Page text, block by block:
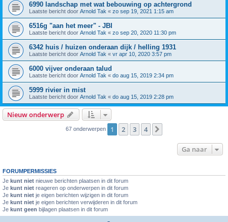
6990 landschap met wat bebouwing op achtergrond
Laatste bericht door Arnold Tak « zo sep 19, 2021 1:15 am
6516g "aan het meer" - JBI
Laatste bericht door Arnold Tak « zo sep 20, 2020 11:30 pm
6342 huis / huizen onderaan dijk / helling 1931
Laatste bericht door Arnold Tak « vr apr 10, 2020 3:57 pm
6000 vijver onderaan talud
Laatste bericht door Arnold Tak « do aug 15, 2019 2:34 pm
5999 rivier in mist
Laatste bericht door Arnold Tak « do aug 15, 2019 2:28 pm
Nieuw onderwerp
67 onderwerpen 1 2 3 4
Ga naar
FORUMPERMISSIES
Je kunt niet nieuwe berichten plaatsen in dit forum
Je kunt niet reageren op onderwerpen in dit forum
Je kunt niet je eigen berichten wijzigen in dit forum
Je kunt niet je eigen berichten verwijderen in dit forum
Je kunt geen bijlagen plaatsen in dit forum